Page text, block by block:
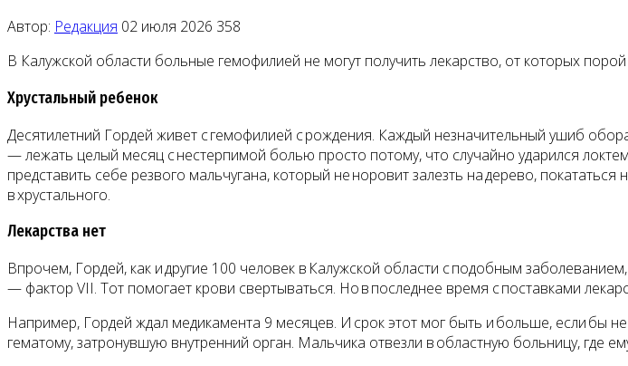
Автор: Редакция 02 июля 2026 358
В Калужской области больные гемофилией не могут получить лекарство, от которых
Хрустальный ребенок
Десятилетний Гордей живет с гемофилией с рождения. Каждый незначительный ушиб
— лежать целый месяц с нестерпимой болью просто потому, что случайно ударился
представить себе резвого мальчугана, который не норовит залезть на дерево,
в хрустального.
Лекарства нет
Впрочем, Гордей, как и другие 100 человек в Калужской области с подобным
— фактор VII. Тот помогает крови свертываться. Но в последнее время с поставками
Например, Гордей ждал медикамента 9 месяцев. И срок этот мог быть и больше, если бы
гематому, затронувшую внутренний орган. Мальчика отвезли в областную больницу, где